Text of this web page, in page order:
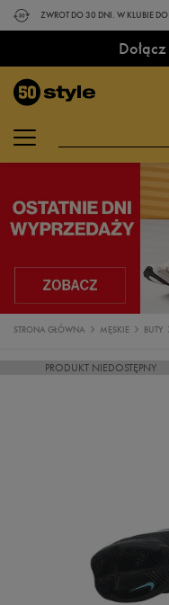
ZWROT DO 30 DNI. W KLUBIE
STRONA GŁÓWNA MĘSKIE BUTY
PRODUKT NIEDOSTĘPNY